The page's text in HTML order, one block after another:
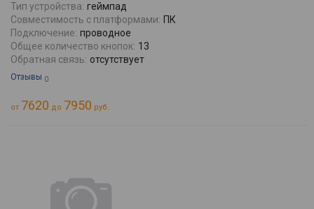
Тип устройства: геймпад
Совместимость с платформами: ПК
Подключение: проводное
Общее количество кнопок: 13
Обратная связь: отсутствует
Отзывы 0
от 7620 до 7950 руб.